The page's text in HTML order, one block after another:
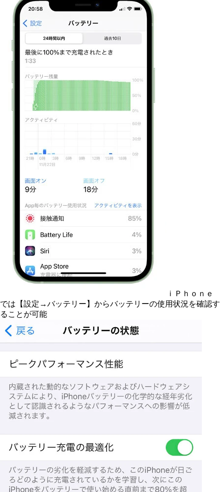
ｉＰｈｏｎｅ
では【設定→バッテリー】からバッテリーの使用状況を確認す
ることが可能